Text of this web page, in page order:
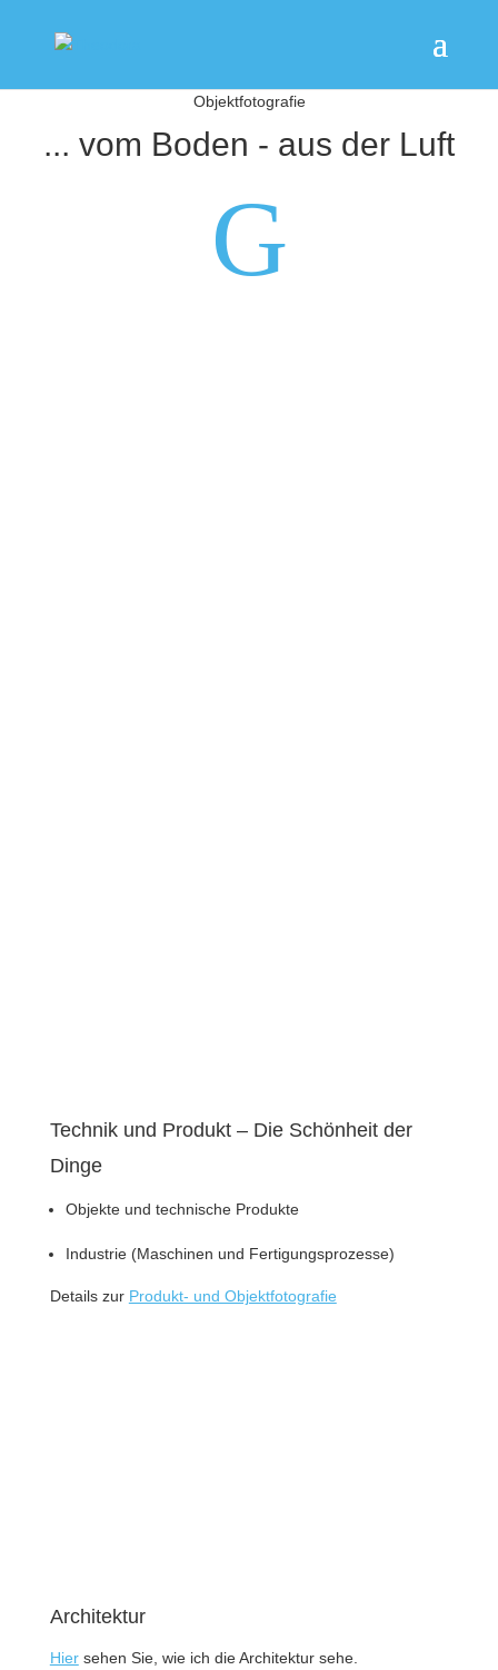
Objektfotografie
... vom Boden - aus der Luft
G
Technik und Produkt – Die Schönheit der
Dinge
Objekte und technische Produkte
Industrie (Maschinen und Fertigungsprozesse)
Details zur Produkt- und Objektfotografie
Architektur
Hiersehen Sie, wie ich die Architektur sehe.